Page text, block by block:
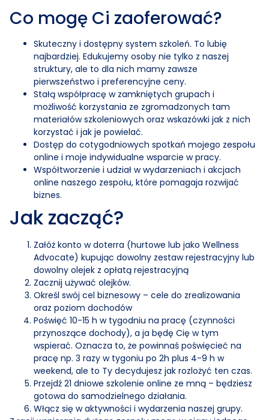
Co mogę Ci zaoferować?
Skuteczny i dostępny system szkoleń. To lubię
najbardziej. Edukujemy osoby nie tylko z naszej
struktury, ale to dla nich mamy zawsze
pierwszeństwo i preferencyjne ceny.
Stałą współpracę w zamkniętych grupach i
możliwość korzystania ze zgromadzonych tam
materiałów szkoleniowych oraz wskazówki jak z nich
korzystać i jak je powielać.
Dostęp do cotygodniowych spotkań mojego zespołu
online i moje indywidualne wsparcie w pracy.
Współtworzenie i udział w wydarzeniach i akcjach
online naszego zespołu, które pomagaja rozwijać
biznes.
Jak zacząć?
Załóż konto w doterra (hurtowe lub jako Wellness
Advocate) kupując dowolny zestaw rejestracyjny lub
dowolny olejek z opłatą rejestracyjną
Zacznij używać olejków.
Określ swój cel biznesowy – cele do zrealizowania
oraz poziom dochodów
Poświęć 10-15 h w tygodniu na pracę (czynności
przynoszące dochody), a ja będę Cię w tym
wspierać. Oznacza to, że powinnaś poświęcieć na
pracę np. 3 razy w tygoniu po 2h plus 4-9 h w
weekend, ale to Ty decydujesz jak rozlożyć ten czas.
Przejdź 21 dniowe szkolenie online ze mną – będziesz
gotowa do samodzielnego działania.
Włącz się w aktywności i wydarzenia naszej grupy.